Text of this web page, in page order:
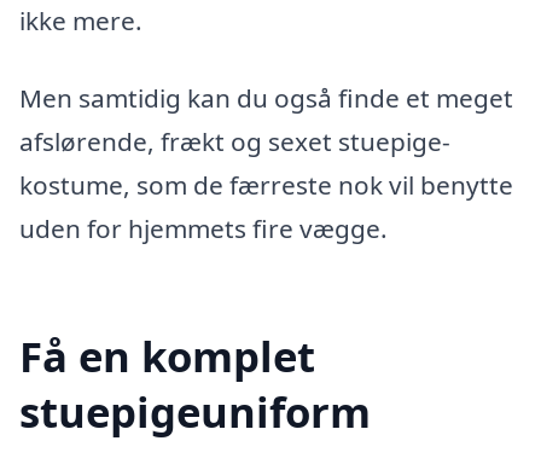
ikke mere.
Men samtidig kan du også finde et meget
afslørende, frækt og sexet stuepige-
kostume, som de færreste nok vil benytte
uden for hjemmets fire vægge.
Få en komplet
stuepigeuniform